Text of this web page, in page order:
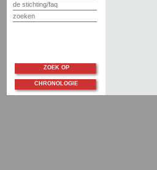
de stichting/faq
zoeken
ZOEK OP
CHRONOLOGIE